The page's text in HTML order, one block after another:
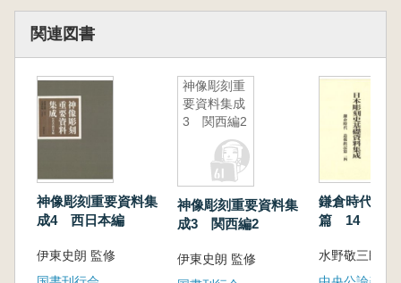
関連図書
神像彫刻重要資料集
成4 西日本編
伊東史朗 監修
神像彫刻重
要資料集成
3 関西編2
神像彫刻重要資料集
成3 関西編2
伊東史朗 監修
鎌倉時代 造
篇 14
水野敬三郎